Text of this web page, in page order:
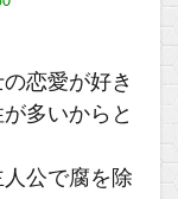
恋愛が好き
多いからと
公で腐を除